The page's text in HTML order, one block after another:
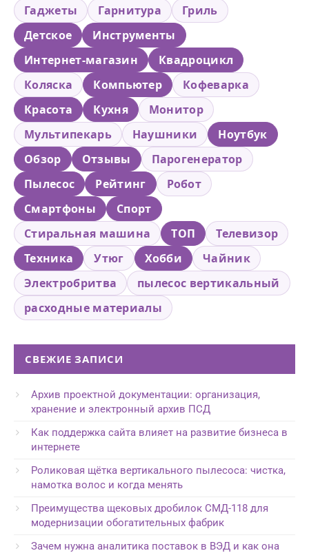
Гаджеты
Гарнитура
Гриль
Детское
Инструменты
Интернет-магазин
Квадроцикл
Коляска
Компьютер
Кофеварка
Красота
Кухня
Монитор
Мультипекарь
Наушники
Ноутбук
Обзор
Отзывы
Парогенератор
Пылесос
Рейтинг
Робот
Смартфоны
Спорт
Стиральная машина
ТОП
Телевизор
Техника
Утюг Хобби
Чайник
Электробритва
пылесос вертикальный
расходные материалы
СВЕЖИЕ ЗАПИСИ
Архив проектной документации: организация,
хранение и электронный архив ПСД
Как поддержка сайта влияет на развитие бизнеса в
интернете
Роликовая щётка вертикального пылесоса: чистка,
намотка волос и когда менять
Преимущества щековых дробилок СМД-118 для
модернизации обогатительных фабрик
Зачем нужна аналитика поставок в ВЭД и как она